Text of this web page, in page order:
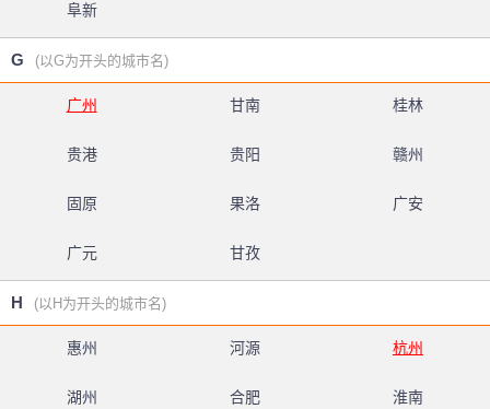
阜新
G (以G为开头的城市名)
广州 甘南 桂林
贵港 贵阳 赣州
固原 果洛 广安
广元 甘孜
H (以H为开头的城市名)
惠州 河源 杭州
湖州 合肥 淮南